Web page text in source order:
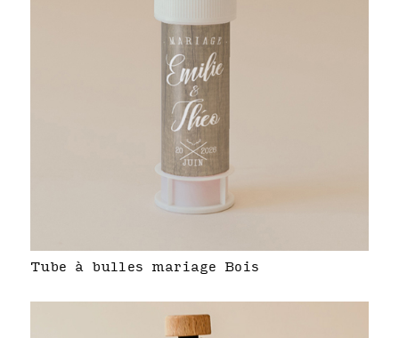
Tube à bulles mariage Bois